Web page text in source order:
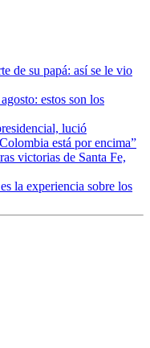
de su papá: así se le vio
estos son los
lució
está por encima”
victorias de Santa Fe,
la experiencia sobre los